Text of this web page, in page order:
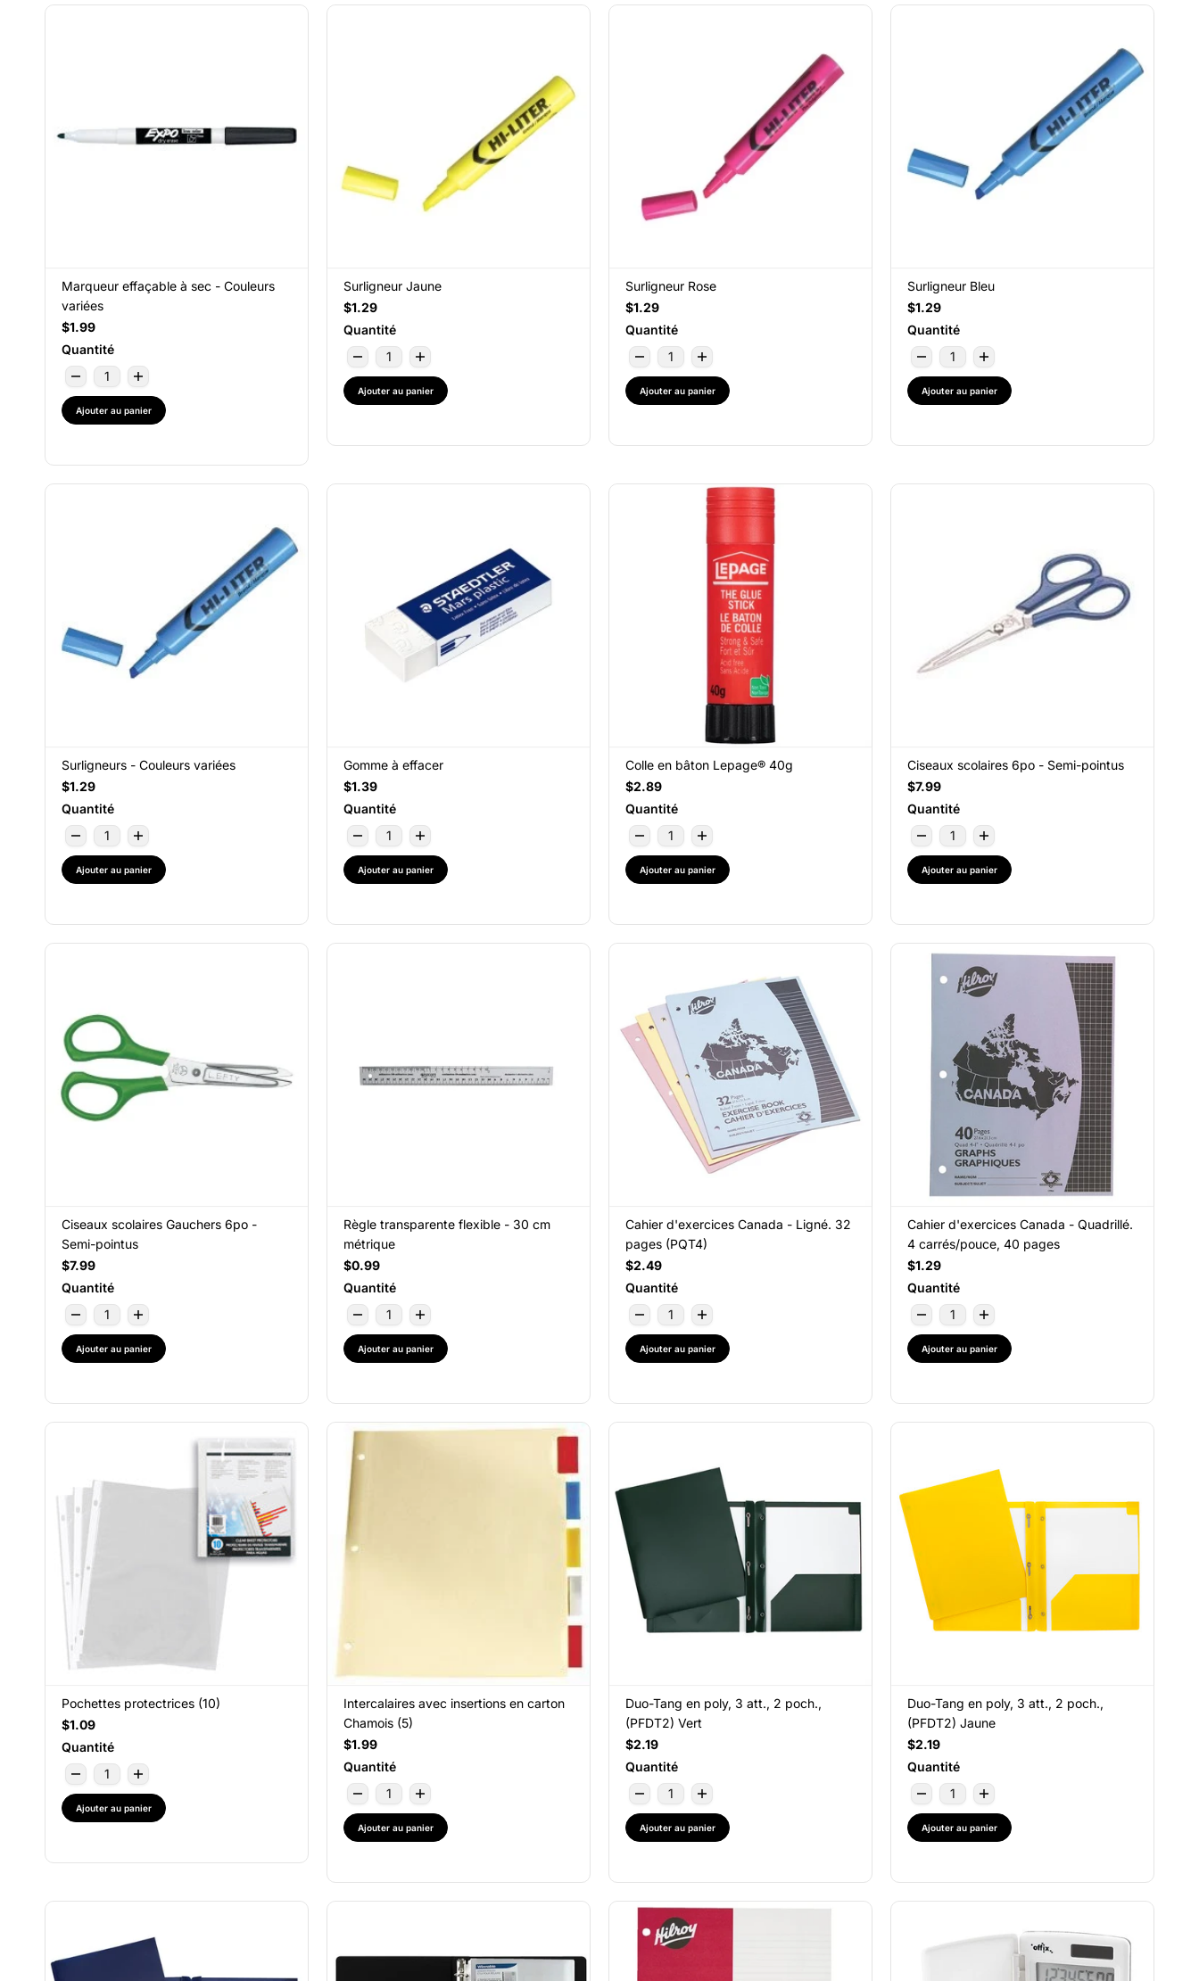
Marqueur effaçable à sec - Couleurs
variées
$1.99
Quantité
Ajouter au panier
Surligneur Jaune
$1.29
Quantité
Ajouter au panier
Surligneur Rose
$1.29
Quantité
Ajouter au panier
Surligneur Bleu
$1.29
Quantité
Ajouter au panier
Surligneurs - Couleurs variées
$1.29
Quantité
Ajouter au panier
Gomme à effacer
$1.39
Quantité
Ajouter au panier
Colle en bâton Lepage® 40g
$2.89
Quantité
Ajouter au panier
Ciseaux scolaires 6po - Semi-pointus
$7.99
Quantité
Ajouter au panier
Ciseaux scolaires Gauchers 6po -
Semi-pointus
$7.99
Quantité
Ajouter au panier
Règle transparente flexible - 30 cm
métrique
$0.99
Quantité
Ajouter au panier
Cahier d'exercices Canada - Ligné. 32
pages (PQT4)
$2.49
Quantité
Ajouter au panier
Cahier d'exercices Canada - Quadrillé.
4 carrés/pouce, 40 pages
$1.29
Quantité
Ajouter au panier
Pochettes protectrices (10)
$1.09
Quantité
Ajouter au panier
Intercalaires avec insertions en carton
Chamois (5)
$1.99
Quantité
Ajouter au panier
Duo-Tang en poly, 3 att., 2 poch.,
(PFDT2) Vert
$2.19
Quantité
Ajouter au panier
Duo-Tang en poly, 3 att., 2 poch.,
(PFDT2) Jaune
$2.19
Quantité
Ajouter au panier